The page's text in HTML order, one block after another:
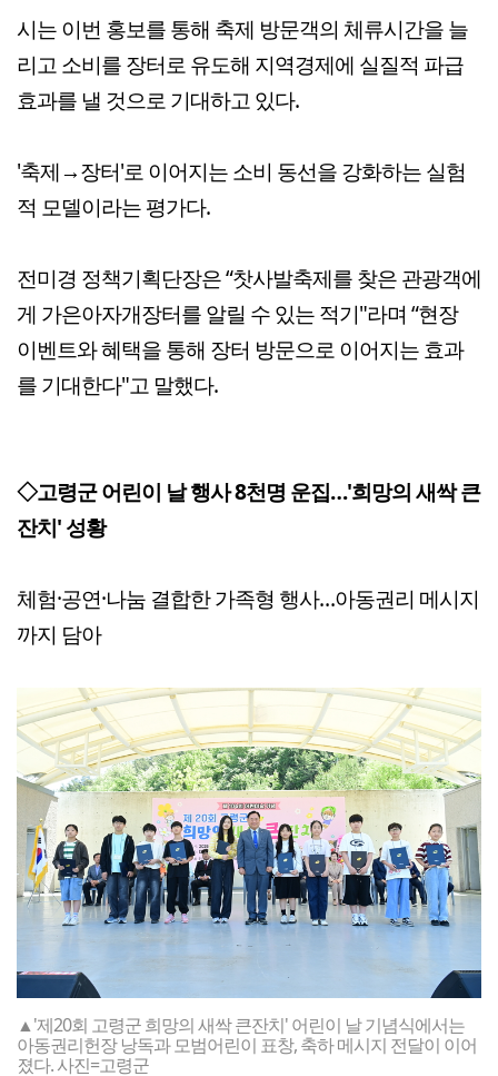
시는 이번 홍보를 통해 축제 방문객의 체류시간을 늘
리고 소비를 장터로 유도해 지역경제에 실질적 파급
효과를 낼 것으로 기대하고 있다.
'축제→장터'로 이어지는 소비 동선을 강화하는 실험
적 모델이라는 평가다.
전미경 정책기획단장은 “찻사발축제를 찾은 관광객에
게 가은아자개장터를 알릴 수 있는 적기"라며 “현장
이벤트와 혜택을 통해 장터 방문으로 이어지는 효과
를 기대한다"고 말했다.
◇고령군 어린이 날 행사 8천명 운집…'희망의 새싹 큰
잔치' 성황
체험·공연·나눔 결합한 가족형 행사…아동권리 메시지
까지 담아
▲'제20회 고령군 희망의 새싹 큰잔치' 어린이 날 기념식에서는
아동권리헌장 낭독과 모범어린이 표창, 축하 메시지 전달이 이어
졌다. 사진=고령군